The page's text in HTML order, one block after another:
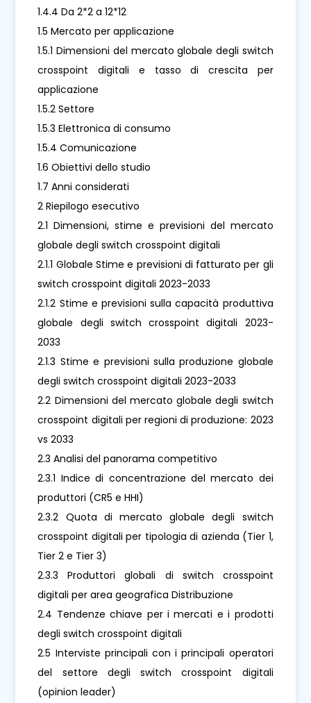
1.4.4 Da 2*2 a 12*12
1.5 Mercato per applicazione
1.5.1 Dimensioni del mercato globale degli switch
crosspoint digitali e tasso di crescita per
applicazione
1.5.2 Settore
1.5.3 Elettronica di consumo
1.5.4 Comunicazione
1.6 Obiettivi dello studio
1.7 Anni considerati
2 Riepilogo esecutivo
2.1 Dimensioni, stime e previsioni del mercato
globale degli switch crosspoint digitali
2.1.1 Globale Stime e previsioni di fatturato per gli
switch crosspoint digitali 2023-2033
2.1.2 Stime e previsioni sulla capacità produttiva
globale degli switch crosspoint digitali 2023-
2033
2.1.3 Stime e previsioni sulla produzione globale
degli switch crosspoint digitali 2023-2033
2.2 Dimensioni del mercato globale degli switch
crosspoint digitali per regioni di produzione: 2023
vs 2033
2.3 Analisi del panorama competitivo
2.3.1 Indice di concentrazione del mercato dei
produttori (CR5 e HHI)
2.3.2 Quota di mercato globale degli switch
crosspoint digitali per tipologia di azienda (Tier 1,
Tier 2 e Tier 3)
2.3.3 Produttori globali di switch crosspoint
digitali per area geografica Distribuzione
2.4 Tendenze chiave per i mercati e i prodotti
degli switch crosspoint digitali
2.5 Interviste principali con i principali operatori
del settore degli switch crosspoint digitali
(opinion leader)